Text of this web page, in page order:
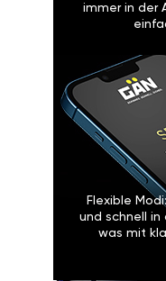
immer in der
Flexible
und schnell
was mit